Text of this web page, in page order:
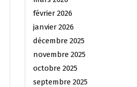
février 2026
janvier 2026
décembre 2025
novembre 2025
octobre 2025
septembre 2025